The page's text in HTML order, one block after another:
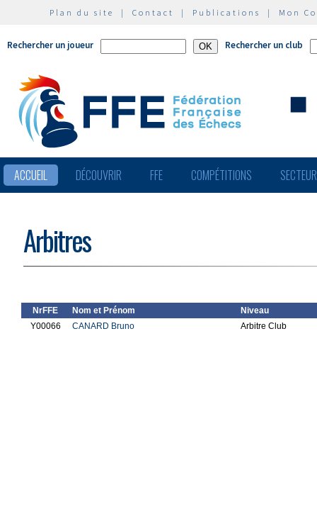
Plan du site | Contact | Publications | Mon
Rechercher un joueur Rechercher un club
ACCUEIL DÉCOUVRIR FFE COMPÉTITIONS
Arbitres
NrFFE Nom et Prénom
Niveau
Y00066
CANARD Bruno Arbitre Club